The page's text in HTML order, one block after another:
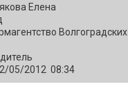
Елена
Волгоградских
05/2012 08:34